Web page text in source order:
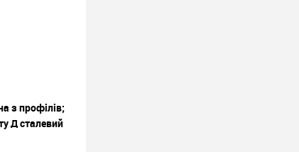
з профілів;
Д сталевий